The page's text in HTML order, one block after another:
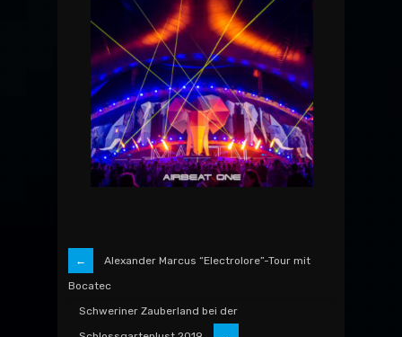
Alexander Marcus “Electrolore”-Tour mit
Bocatec
Schweriner Zauberland bei der